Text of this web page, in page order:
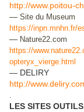
http://www.poitou-
— Site du Museum
https://inpn.mnhn.fr/
— Nature22.com
https://
opteryx_vierge.html
— DELIRY
http://
.
LES SITES